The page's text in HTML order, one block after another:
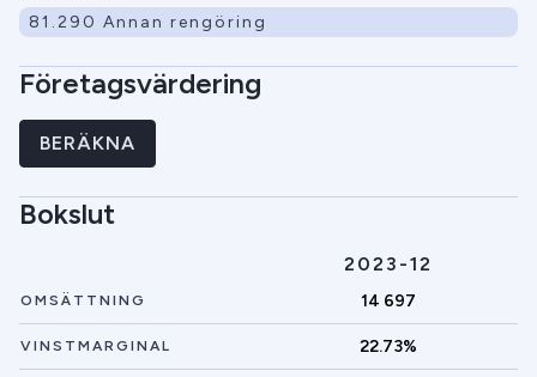
81.290 Annan rengöring
Företagsvärdering
BERÄKNA
Bokslut
2023-12
OMSÄTTNING 14 697
VINSTMARGINAL 22.73%